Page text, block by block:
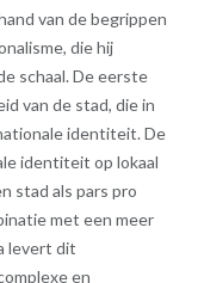
van de begrippen
die hij
schaal. De eerste
van de stad, die in
identiteit. De
identiteit op lokaal
stad als pars pro
met een meer
levert dit
en